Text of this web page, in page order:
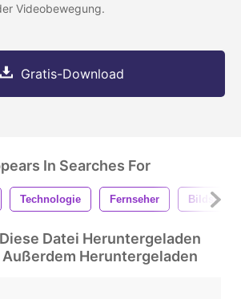
Videobewegung.
Gratis-Download
In Searches For
Technologie Fernseher
Datei Heruntergeladen
Außerdem Heruntergeladen